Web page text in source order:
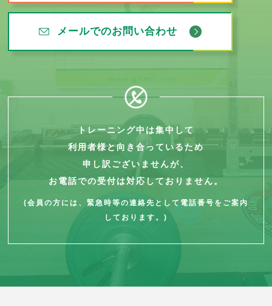
メールでのお問い合わせ
トレーニング中は集中して
利用者様と向き合っているため
申し訳ございませんが、
お電話での受付は対応しておりません。
(会員の方には、緊急時等の連絡先として電話番号をご案内
しております。)